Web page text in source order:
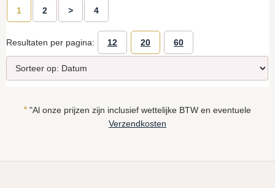
1 2 > 4
Resultaten per pagina: 12 20 60
* "Al onze prijzen zijn inclusief wettelijke BTW en eventuele
Verzendkosten